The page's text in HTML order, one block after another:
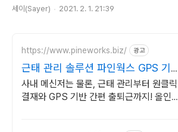
세이(Sayer) 2021. 2. 1. 21:39
https://www.pineworks.biz/ 광고
근태 관리 솔루션 파인웍스 GPS 기반
출퇴근 기록
사내 메신저는 물론, 근태 관리부터 원클릭
결재와 GPS 기반 간편 출퇴근까지! 올인원